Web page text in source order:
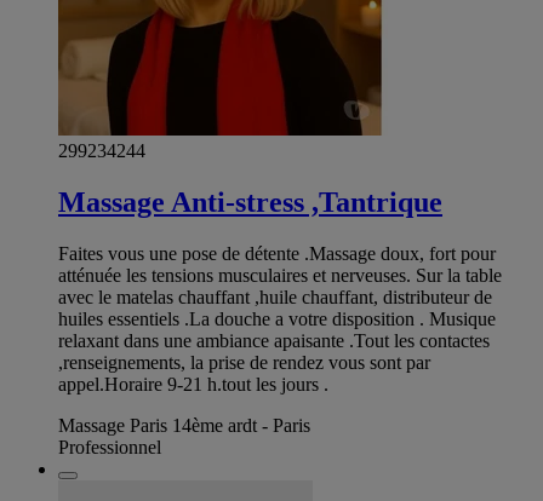
299234244
Massage Anti-stress ,Tantrique
Faites vous une pose de détente .Massage doux, fort pour
atténuée les tensions musculaires et nerveuses. Sur la table
avec le matelas chauffant ,huile chauffant, distributeur de
huiles essentiels .La douche a votre disposition . Musique
relaxant dans une ambiance apaisante .Tout les contactes
,renseignements, la prise de rendez vous sont par
appel.Horaire 9-21 h.tout les jours .
Massage Paris 14ème ardt - Paris
Professionnel